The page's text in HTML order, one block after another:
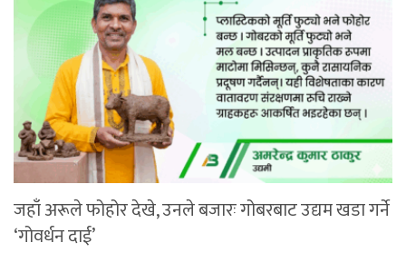
जहाँ अरूले फोहोर देखे, उनले बजारः गोबरबाट उद्यम खडा गर्ने
‘गोवर्धन दाई’